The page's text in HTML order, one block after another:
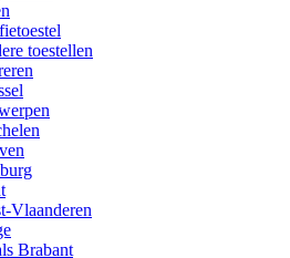
toestellen
Vlaanderen
Brabant